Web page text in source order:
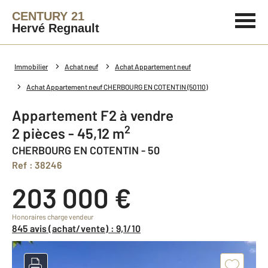
CENTURY 21
Hervé Regnault
Immobilier Achat neuf Achat Appartement neuf
Achat Appartement neuf CHERBOURG EN COTENTIN (50110)
Appartement F2 à vendre
2 pièces - 45,12 m2
CHERBOURG EN COTENTIN - 50
Ref : 38246
203 000 €
Honoraires charge vendeur
845 avis (achat/vente) : 9,1/10